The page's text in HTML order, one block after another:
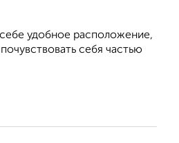
удобное расположение,
себя частью